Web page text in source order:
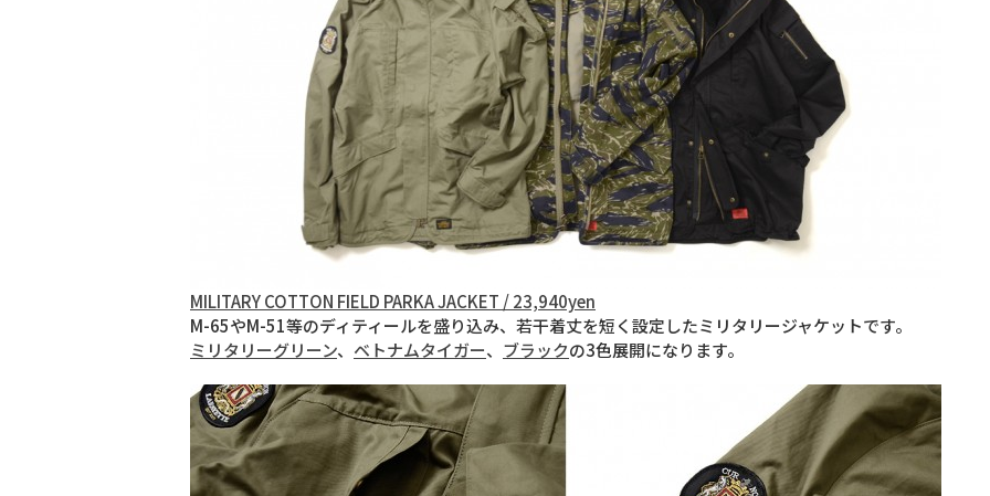
MILITARY COTTON FIELD PARKA JACKET / 23,940yen
M-65やM-51等のディティールを盛り込み、若干着丈を短く設定したミリタリージャケットです。
ミリタリーグリーン、 ベトナムタイガー、 ブラックの3色展開になります。